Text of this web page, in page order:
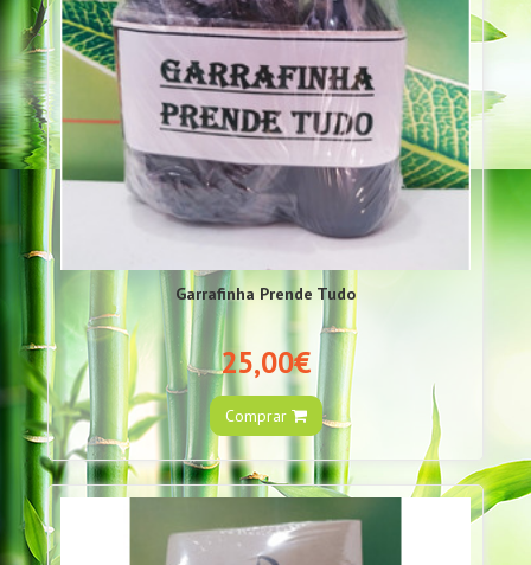
Garrafinha Prende Tudo
25,00€
Comprar